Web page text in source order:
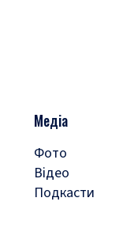
Медіа
Фото
Відео
Подкасти